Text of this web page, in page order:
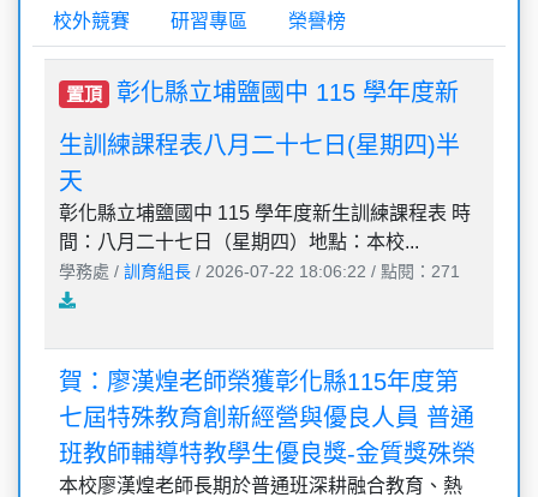
校外競賽 研習專區 榮譽榜
置頂
彰化縣立埔鹽國中 115 學年度新
生訓練課程表八月二十七日(星期四)半
天
彰化縣立埔鹽國中 115 學年度新生訓練課程表 時
間：八月二十七日（星期四）地點：本校...
學務處 / 訓育組長 / 2026-07-22 18:06:22 / 點閱：271
賀：廖漢煌老師榮獲彰化縣115年度第
七屆特殊教育創新經營與優良人員 普通
班教師輔導特教學生優良獎-金質獎殊榮
本校廖漢煌老師長期於普通班深耕融合教育、熱